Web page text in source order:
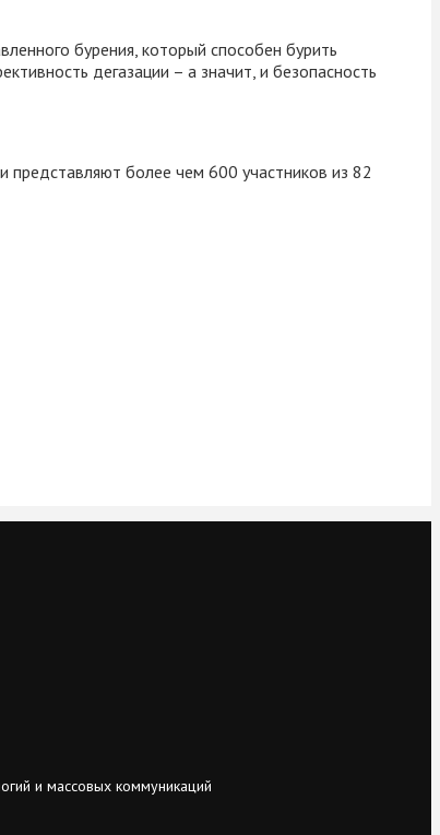
бурения, который способен бурить
дегазации – а значит, и безопасность
более чем 600 участников из 82
и массовых коммуникаций